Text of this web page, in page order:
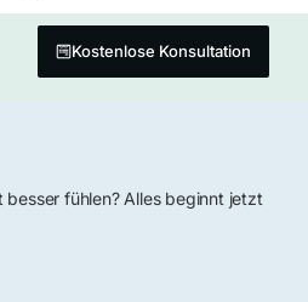
Kostenlose Konsultation
fühlen? Alles beginnt jetzt